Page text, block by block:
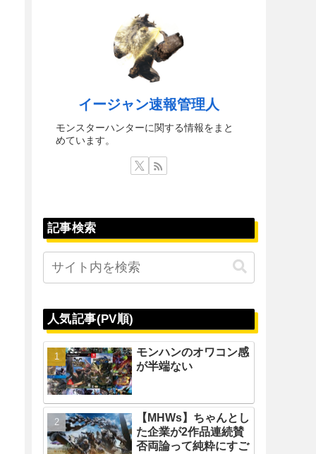
イージャン速報管理人
モンスターハンターに関する情報をまと
めています。
記事検索
人気記事(PV順)
モンハンのオワコン感
が半端ない
【MHWs】ちゃんとし
た企業が2作品連続賛
否両論って純粋にすご